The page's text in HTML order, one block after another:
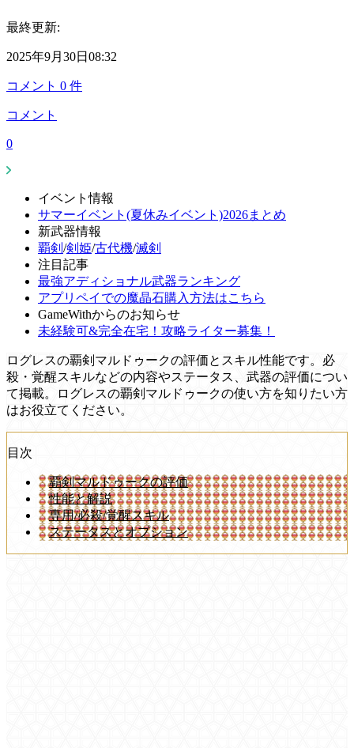
最終更新:
2025年9月30日08:32
コメント 0 件
コメント
0
イベント情報
サマーイベント(夏休みイベント)2026まとめ
新武器情報
覇剣 /剣姫/古代機/滅剣
注目記事
最強アディショナル武器ランキング
アプリペイでの魔晶石購入方法はこちら
GameWithからのお知らせ
未経験可&完全在宅！攻略ライター募集！
ログレスの覇剣マルドゥークの評価とスキル性能です。必
殺・覚醒スキルなどの内容やステータス、武器の評価につい
て掲載。ログレスの覇剣マルドゥークの使い方を知りたい方
はお役立てください。
目次
覇剣マルドゥークの評価
性能と解説
専用/必殺/覚醒スキル
ステータスとオプション